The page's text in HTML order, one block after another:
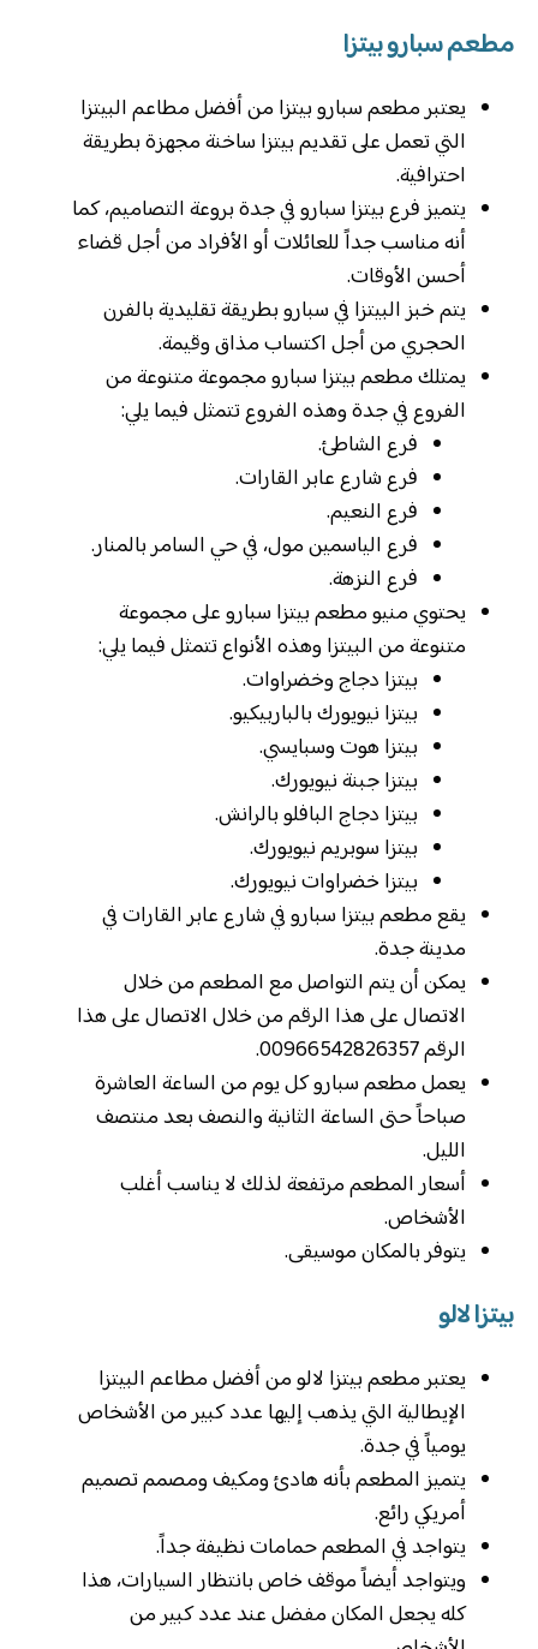
مطعم سبارو بيتزا
يعتبر مطعم سبارو بيتزا من أفضل مطاعم البيتزا
التي تعمل على تقديم بيتزا ساخنة مجهزة بطريقة
احترافية.
يتميز فرع بيتزا سبارو في جدة بروعة التصاميم، كما
أنه مناسب جداً للعائلات أو الأفراد من أجل قضاء
أحسن الأوقات.
يتم خبز البيتزا في سبارو بطريقة تقليدية بالفرن
الحجري من أجل اكتساب مذاق وقيمة.
يمتلك مطعم بيتزا سبارو مجموعة متنوعة من
الفروع في جدة وهذه الفروع تتمثل فيما يلي:
فرع الشاطئ.
فرع شارع عابر القارات.
فرع النعيم.
فرع الياسمين مول، في حي السامر بالمنار.
فرع النزهة.
يحتوي منيو مطعم بيتزا سبارو على مجموعة
متنوعة من البيتزا وهذه الأنواع تتمثل فيما يلي:
بيتزا دجاج وخضراوات.
بيتزا نيويورك بالباربيكيو.
بيتزا هوت وسبايسي.
بيتزا جبنة نيويورك.
بيتزا دجاج البافلو بالرانش.
بيتزا سوبريم نيويورك.
بيتزا خضراوات نيويورك.
يقع مطعم بيتزا سبارو في شارع عابر القارات في
مدينة جدة.
يمكن أن يتم التواصل مع المطعم من خلال
الاتصال على هذا الرقم من خلال الاتصال على هذا
الرقم 00966542826357.
يعمل مطعم سبارو كل يوم من الساعة العاشرة
صباحاً حتى الساعة الثانية والنصف بعد منتصف
الليل.
أسعار المطعم مرتفعة لذلك لا يناسب أغلب
الأشخاص.
يتوفر بالمكان موسيقى.
بيتزا لالو
يعتبر مطعم بيتزا لالو من أفضل مطاعم البيتزا
الإيطالية التي يذهب إليها عدد كبير من الأشخاص
يومياً في جدة.
يتميز المطعم بأنه هادئ ومكيف ومصمم تصميم
أمريكي رائع.
يتواجد في المطعم حمامات نظيفة جداً.
ويتواجد أيضاً موقف خاص بانتظار السيارات، هذا
كله يجعل المكان مفضل عند عدد كبير من